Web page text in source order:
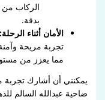
الركاب من
بدقة.
الأمان أثناء الرحلة:
تجربة مريحة
مما يعزز من
يمكنني أن أشارك
ضاحية عبدالله السالم